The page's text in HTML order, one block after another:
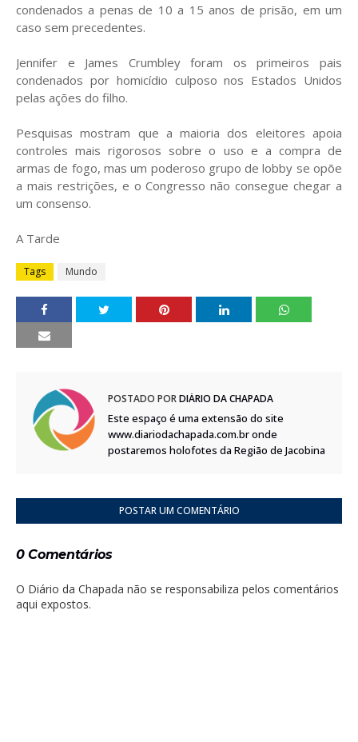
condenados a penas de 10 a 15 anos de prisão, em um
caso sem precedentes.
Jennifer e James Crumbley foram os primeiros pais
condenados por homicídio culposo nos Estados Unidos
pelas ações do filho.
Pesquisas mostram que a maioria dos eleitores apoia
controles mais rigorosos sobre o uso e a compra de
armas de fogo, mas um poderoso grupo de lobby se opõe
a mais restrições, e o Congresso não consegue chegar a
um consenso.
A Tarde
Tags Mundo
POSTADO PORDIÁRIO DA CHAPADA
Este espaço é uma extensão do site
www.diariodachapada.com.br onde
postaremos holofotes da Região de Jacobina
POSTAR UM COMENTÁRIO
0 Comentários
O Diário da Chapada não se responsabiliza pelos comentários
aqui expostos.